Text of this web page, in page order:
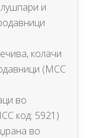
и
колачи
(МСС
во
код: 5921)
во